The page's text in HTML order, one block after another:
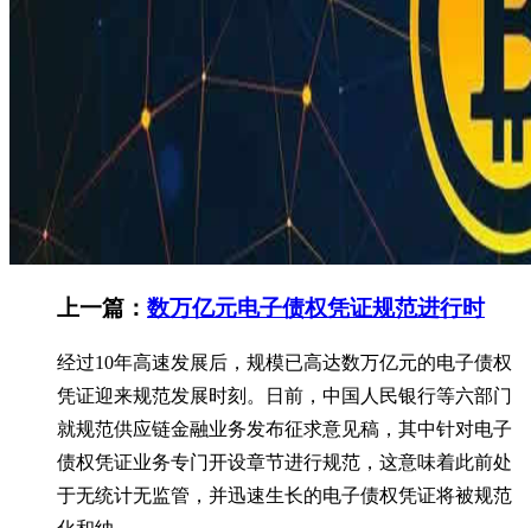
上一篇： 数万亿元电子债权凭证规范进行时
经过10年高速发展后，规模已高达数万亿元的电子债权
凭证迎来规范发展时刻。日前，中国人民银行等六部门
就规范供应链金融业务发布征求意见稿，其中针对电子
债权凭证业务专门开设章节进行规范，这意味着此前处
于无统计无监管，并迅速生长的电子债权凭证将被规范